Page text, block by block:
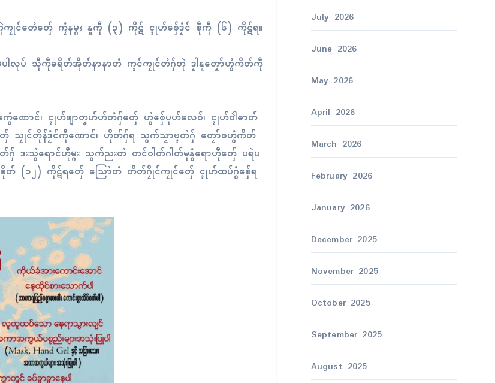
ကၠုၚ်တေံတှ်ေ ကၠံနမ္ဂး နူကဵု (၃) ကိုဋ် ၚုဟ်စှ်ေဒၟံၚ် စဵုကဵု (၆) ကိုဋ်ရ။
ါလုပ် သီုကဵုခရိတ်အိုတ်နာနာတံ က္ဍၚ်ကၠုၚ်တံဂှ်တုဲ ဒၟါနူတၟော်ဟွံကိတ်ကဵု
ေံဏောၚ်၊ ၚုဟ်ဖျာတၞဟ်ဟ်တံဂှ်တှ်ေ ဟွံစှ်ေပုဟ်လေဝ်၊ ၚုဟ်ဝါဲဓာတ်
သၠုၚ်တိုန်ဒၟံၚ်ကီုဏောၚ်၊ ဟိုတ်ဂှ်ရ သွက်သၟာဗ္ၚတံဂှ် တၟော်စဟွံကိတ်
သွံရောၚ်ဟီုမ္ဂး သွက်ညးတံ တၚ်ဝါတ်ဂါတ်မုနွံရောဟီုတှ်ေ ပရဲပ
ၜိုတ် (၁၂) ကိုဋ်ရတှ်ေ သြောံတံ တိတ်ဂၠိုၚ်ကၠုၚ်တှ်ေ ၚုဟ်ထပ်ဂွံစှ်ေရ
July 2026
June 2026
May 2026
April 2026
March 2026
February 2026
January 2026
December 2025
November 2025
October 2025
September 2025
August 2025